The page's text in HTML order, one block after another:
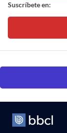
Suscríbete en: